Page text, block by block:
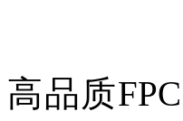
高品质